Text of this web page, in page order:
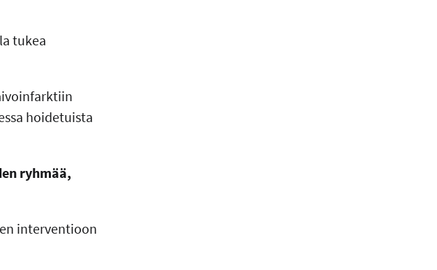
tukea
hoidetuista
ryhmää,
interventioon